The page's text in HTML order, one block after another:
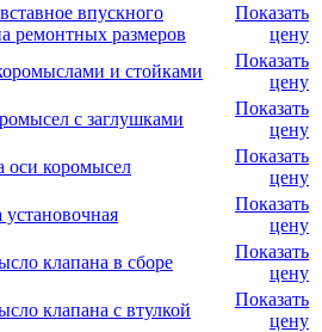
впускного
ремонтных размеров
Показать
цену
и стойками
Показать
цену
с заглушками
Показать
цену
оси коромысел
Показать
цену
установочная
Показать
цену
клапана в сборе
Показать
цену
клапана с втулкой
Показать
цену